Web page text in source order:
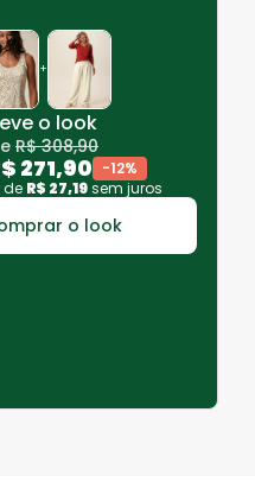
+
o look
R$ 308,90
271,90 -12%
de R$ 27,19sem juros
o look